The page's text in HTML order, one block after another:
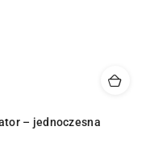
– jednoczesna